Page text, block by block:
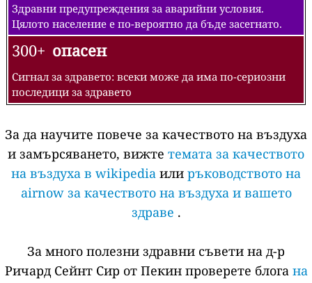
Здравни предупреждения за аварийни условия.
Цялото население е по-вероятно да бъде засегнато.
300+ опасен
Сигнал за здравето: всеки може да има по-сериозни
последици за здравето
За да научите повече за качеството на въздуха
и замърсяването, вижте темата за качеството
на въздуха в wikipedia или ръководството на
airnow за качеството на въздуха и вашето
здраве .
За много полезни здравни съвети на д-р
Ричард Сейнт Сир от Пекин проверете блога на